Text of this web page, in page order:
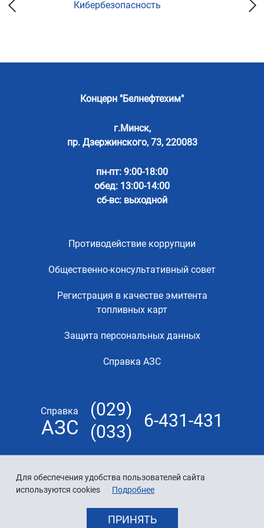
Для обеспечения удобства пользователей сайта
используются cookies
Подробнее
ПРИНЯТЬ
Кибербезопасность
Концерн "Белнефтехим"
г.Минск,
пр. Дзержинского, 73, 220083
пн-пт: 9:00-18:00
обед: 13:00-14:00
сб-вс: выходной
Противодействие коррупции
Общественно-консультативный совет
Регистрация в качестве эмитента
топливных карт
Защита персональных данных
Справка АЗС
Справка
АЗС
(029)
(033)
6-431-431